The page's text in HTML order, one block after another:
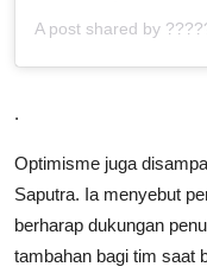
.
Optimisme juga
Saputra. Ia menyebut
berharap dukungan
tambahan bagi tim saat